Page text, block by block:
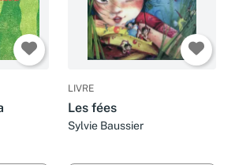
LIVRE
Les fées
Sylvie Baussier